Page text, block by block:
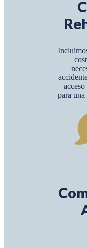
para